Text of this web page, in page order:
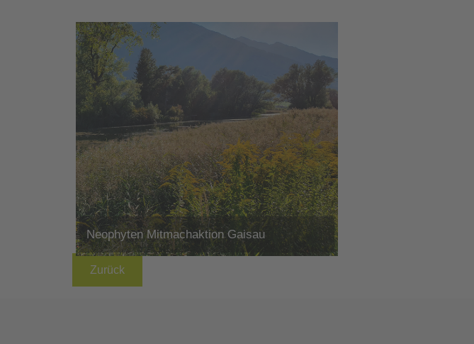
Neophyten Mitmachaktion Gaisau
Zurück